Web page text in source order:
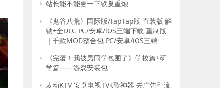
站长能不能更一下铁巢重炮
《鬼谷八荒》国际版/TapTap版 直装版 解
锁+全DLC PC/安卓/iOS三端下载 重制版
｜千款MOD整合包 PC/安卓/iOS三端
《完蛋！我被男同学包围了》学校篇+研
学篇——游戏安装包
麦动KTV 安卓电视TVK歌神器 去广告引流